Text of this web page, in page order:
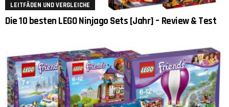
LEITFÄDEN UND VERGLEICHE
Die 10 besten LEGO Ninjago Sets [Jahr] – Review & Test